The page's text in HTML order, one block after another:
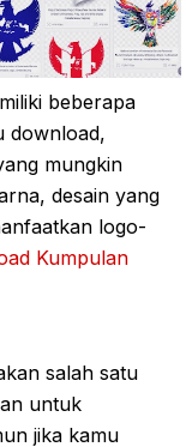
beberapa
download,
mungkin
desain yang
logo-
Kumpulan
salah satu
untuk
jika kamu